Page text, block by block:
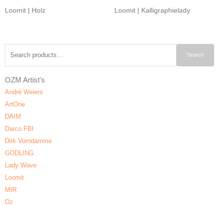
Loomit | Holz Loomit | Kalligraphielady
Search
OZM Artist's
André Weiers
ArtOne
DAIM
Darco FBI
Dirk Vorndamme
GODLING
Lady Wave
Loomit
MIR
Oz